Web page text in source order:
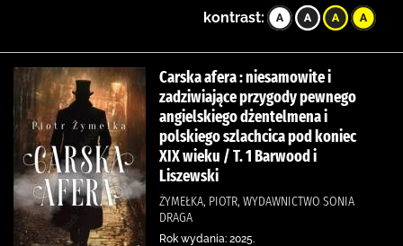
kontrast:
Carska afera : niesamowite i
zadziwiające przygody pewnego
angielskiego dżentelmena i
polskiego szlachcica pod koniec
XIX wieku / T. 1 Barwood i
Liszewski
ŻYMEŁKA, PIOTR, WYDAWNICTWO SONIA
DRAGA
Rok wydania: 2025.